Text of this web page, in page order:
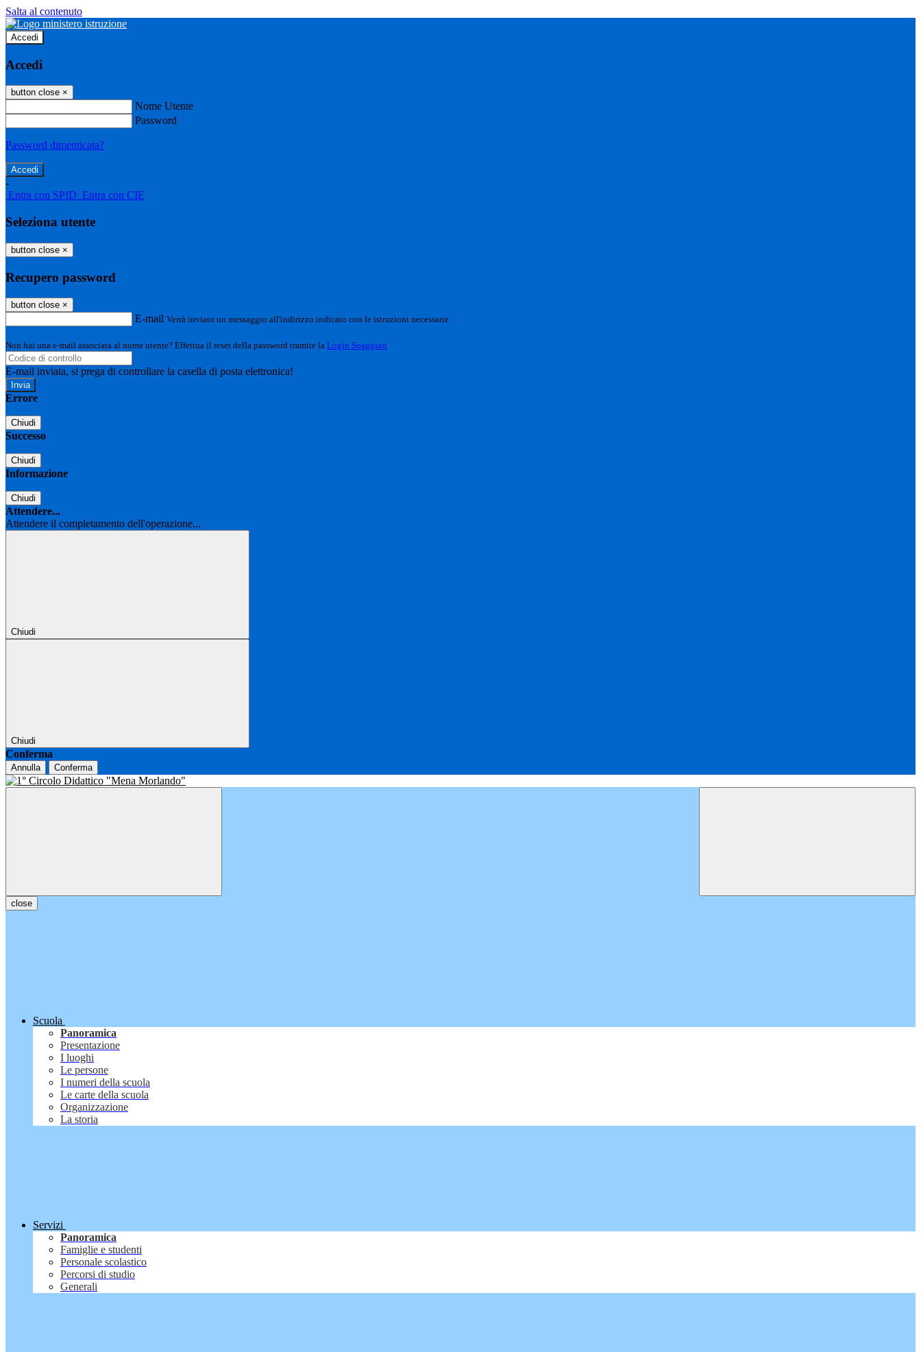
Salta al contenuto
Accedi
Accedi
button close ×
Nome Utente
Password
Password dimenticata?
-
Entra con SPID Entra con CIE
Seleziona utente
button close ×
Recupero password
button close ×
E-mail Verrà inviato un messaggio all'indirizzo indicato con le istruzioni necessarie.
Non hai una e-mail associata al nome utente? Effettua il reset della password tramite la Login Spaggiari
E-mail inviata, si prega di controllare la casella di posta elettronica!
Errore
Chiudi
Successo
Chiudi
Informazione
Chiudi
Attendere...
Attendere il completamento dell'operazione...
Chiudi
Chiudi
Conferma
Annulla Conferma
close
Scuola
Panoramica
Presentazione
I luoghi
Le persone
I numeri della scuola
Le carte della scuola
Organizzazione
La storia
Servizi
Panoramica
Famiglie e studenti
Personale scolastico
Percorsi di studio
Generali